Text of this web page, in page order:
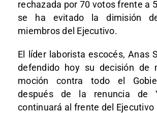
rechazada por 70 votos frente a
se ha evitado la dimisión
miembros del Ejecutivo.
El líder laborista escocés, Anas
defendido hoy su decisión de
moción contra todo el
después de la renuncia de
continuará al frente del Ejecutivo